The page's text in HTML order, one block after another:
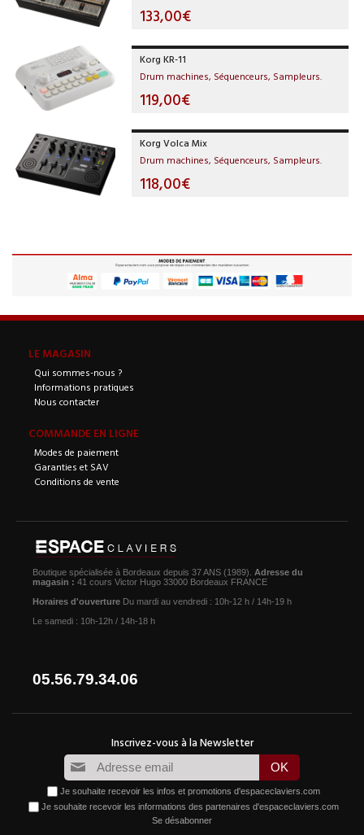
133,00€
Korg KR-11
Drum machines, Séquenceurs, Sampleurs.
119,00€
Korg Volca Mix
Drum machines, Séquenceurs, Sampleurs.
118,00€
LE MAGASIN
Qui sommes-nous ?
Informations pratiques
Nous contacter
COMMANDE EN LIGNE
Modes de paiement
Garanties et SAV
Conditions de vente
Boutique spécialisée à Bordeaux depuis 37 ANS (1989). Adresse du
magasin : 41 cours Victor Hugo 33000 Bordeaux FRANCE
Horaires d'ouverture Du mardi au vendredi : 10h-12 h / 14h-19 h
Le samedi : 10h-12h / 14h-18 h
05.56.79.34.06
Je souhaite recevoir les infos et promotions d'espaceclaviers.com
Je souhaite recevoir les informations des partenaires d'espaceclaviers.com
Se désabonner